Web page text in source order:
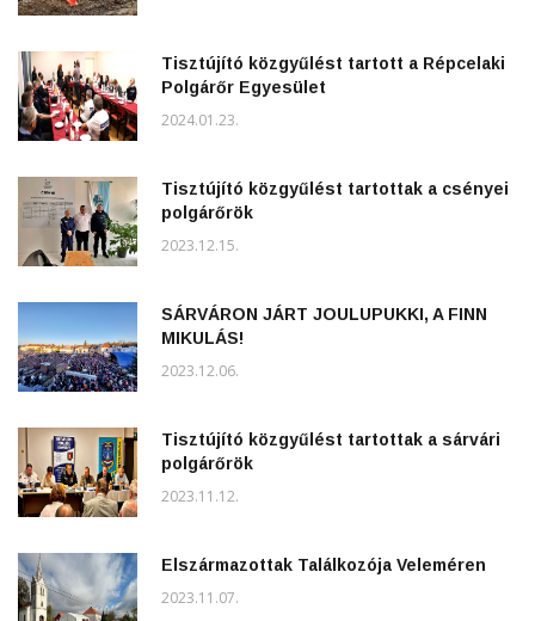
Tisztújító közgyűlést tartott a Répcelaki
Polgárőr Egyesület
2024.01.23.
Tisztújító közgyűlést tartottak a csényei
polgárőrök
2023.12.15.
SÁRVÁRON JÁRT JOULUPUKKI, A FINN
MIKULÁS!
2023.12.06.
Tisztújító közgyűlést tartottak a sárvári
polgárőrök
2023.11.12.
Elszármazottak Találkozója Veleméren
2023.11.07.